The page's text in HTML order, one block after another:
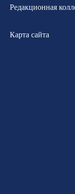
Редакционная
Карта сайта